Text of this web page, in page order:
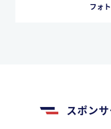
フォ
スポン